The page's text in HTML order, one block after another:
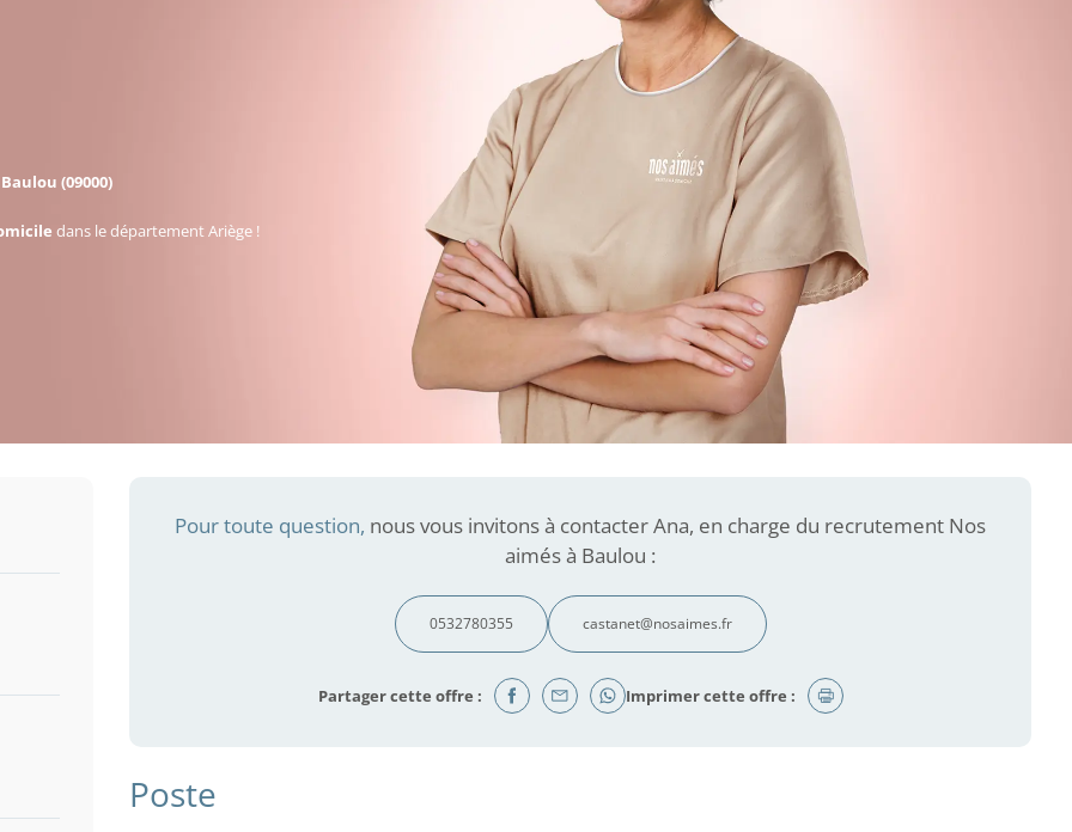
Baulou (09000)
dans le département Ariège !
Pour toute question, nous vous invitons à contacter Ana, en charge du recrutement Nos
aimés à Baulou :
0532780355 castanet@nosaimes.fr
Partager cette offre : Imprimer cette offre :
Poste